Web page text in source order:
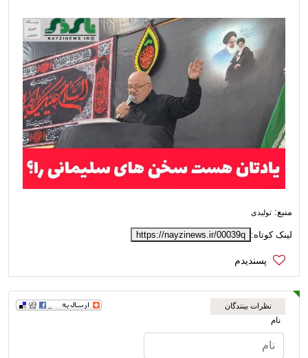
منبع: تولیدی
لینک کوتاه: https://nayzinews.ir/00039q
نظرات بینندگان
نام